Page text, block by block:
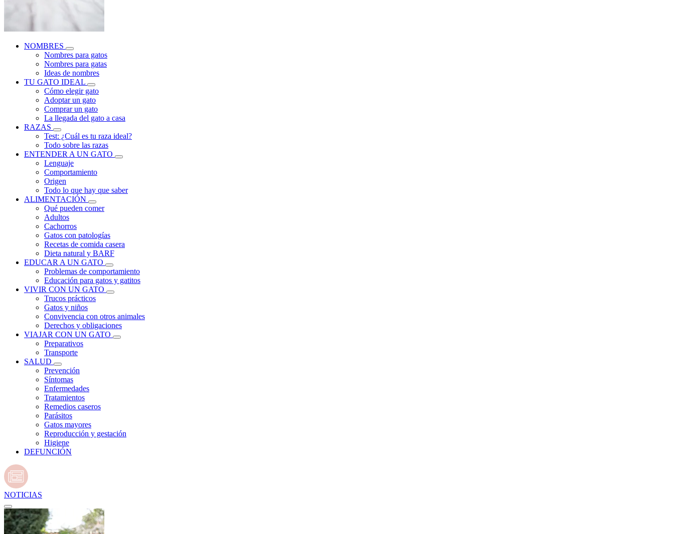
NOMBRES
Nombres para gatos
Nombres para gatas
Ideas de nombres
TU GATO IDEAL
Cómo elegir gato
Adoptar un gato
Comprar un gato
La llegada del gato a casa
RAZAS
Test: ¿Cuál es tu raza ideal?
Todo sobre las razas
ENTENDER A UN GATO
Lenguaje
Comportamiento
Origen
Todo lo que hay que saber
ALIMENTACIÓN
Qué pueden comer
Adultos
Cachorros
Gatos con patologías
Recetas de comida casera
Dieta natural y BARF
EDUCAR A UN GATO
Problemas de comportamiento
Educación para gatos y gatitos
VIVIR CON UN GATO
Trucos prácticos
Gatos y niños
Convivencia con otros animales
Derechos y obligaciones
VIAJAR CON UN GATO
Preparativos
Transporte
SALUD
Prevención
Síntomas
Enfermedades
Tratamientos
Remedios caseros
Parásitos
Gatos mayores
Reproducción y gestación
Higiene
DEFUNCIÓN
NOTICIAS